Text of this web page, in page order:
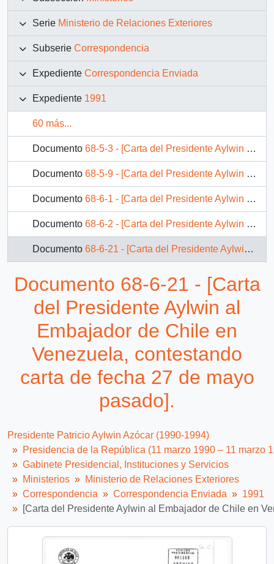
Serie Ministerio de Relaciones Exteriores
Subserie Correspondencia
Expediente Correspondencia Enviada
Expediente 1991
60 más...
Documento 68-5-3 - [Carta del Presidente Aylwin al Embajador de Chile en Francia, referente a la correspondencia enviada por el Presidente Mitterrand].
Documento 68-5-9 - [Carta del Presidente Aylwin al Embajador de Chile en Argentina, agradeciendo envio de informe].
Documento 68-6-1 - [Carta del Presidente Aylwin al Embajador de Chile en Bélgica, respecto a informe enviado el 4 de julio].
Documento 68-6-2 - [Carta del Presidente Aylwin al Embajador de Chile en Austria, expresando su felicidad por asunción como Presidente del Grupo de los 77 de los Organismos Internacionales].
Documento 68-6-21 - [Carta del Presidente Aylwin al Embajador de Chile en Venezuela, contestando carta de fecha 27 de mayo pasado].
68-6-22 - [Carta del Presidente Aylwin al Embajador de Chile en Venezuela, contestando carta del 8 de Febrero].
Documento 68-6-23 - [Carta del Presidente Aylwin al Embajador de Chile en Venezuela, agradeciendo cassette de Soledad Bravo].
Documento 72-3-6 - [Carta del Presidente Aylwin al Presidente de la Republica de Argentina, respecto a invitación para participar en la ceremonia de clausura de la Décima Feria Internacional del Norte Argentino ].
Documento 72-4-10 - [Carta del Presidente Aylwin al Presidente del Senado de Austria]
10 más...
Documento 68-6-21 - [Carta
del Presidente Aylwin al
Embajador de Chile en
Venezuela, contestando
carta de fecha 27 de mayo
pasado].
Presidente Patricio Aylwin Azócar (1990-1994)
Presidencia de la República (11 marzo 1990 – 11 marzo
Gabinete Presidencial, Instituciones y Servicios
Ministerios
Ministerio de Relaciones Exteriores
Correspondencia
Correspondencia Enviada
1991
[Carta del Presidente Aylwin al Embajador de Chile en